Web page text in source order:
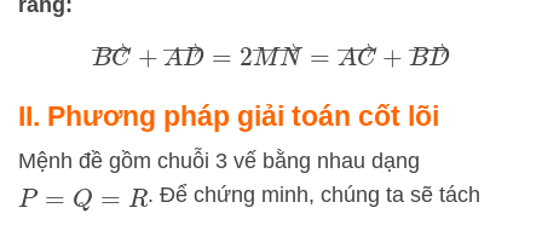
C→ +AD→=2MN→=AC→+ BD→
II. Phương pháp giải toán cốt lõi
Mệnh đề gồm chuỗi 3 vế bằng nhau dạng
P=Q =R . Để chứng minh, chúng ta sẽ tách